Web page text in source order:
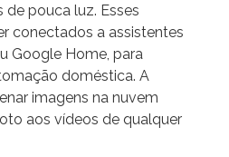
pouca luz. Esses
conectados a assistentes
Google Home, para
doméstica. A
imagens na nuvem
aos vídeos de qualquer